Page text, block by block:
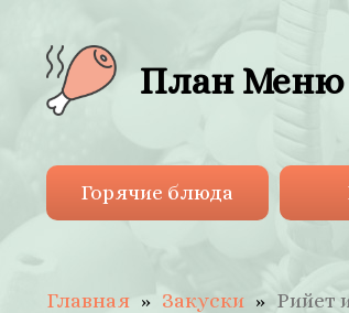
План Меню
Горячие блюда
Главная Закуски Рийет